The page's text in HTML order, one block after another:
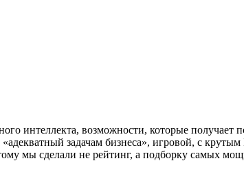
интеллекта, возможности, которые получает
задачам бизнеса», игровой, с
мы сделали не рейтинг, а подборку самых